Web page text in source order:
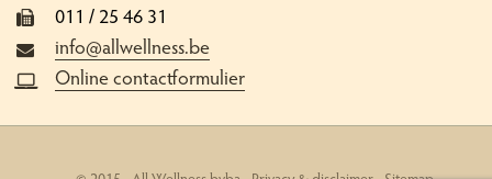
011 / 25 46 31
info@allwellness.be
Online contactformulier